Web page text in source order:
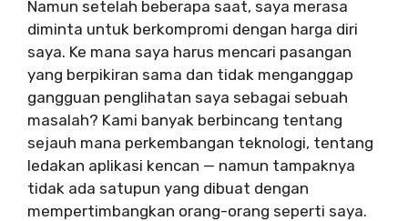
Namun setelah beberapa saat, saya merasa
diminta untuk berkompromi dengan harga diri
saya. Ke mana saya harus mencari pasangan
yang berpikiran sama dan tidak menganggap
gangguan penglihatan saya sebagai sebuah
masalah? Kami banyak berbincang tentang
sejauh mana perkembangan teknologi, tentang
ledakan aplikasi kencan — namun tampaknya
tidak ada satupun yang dibuat dengan
mempertimbangkan orang-orang seperti saya.